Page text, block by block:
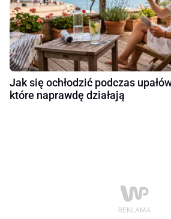
Jak się ochłodzić podczas
które naprawdę działają